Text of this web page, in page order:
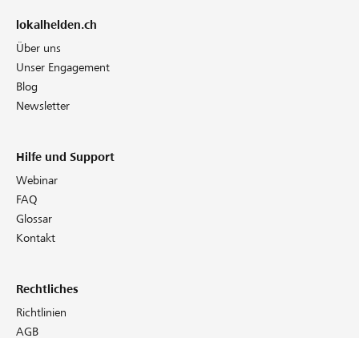
lokalhelden.ch
Über uns
Unser Engagement
Blog
Newsletter
Hilfe und Support
Webinar
FAQ
Glossar
Kontakt
Rechtliches
Richtlinien
AGB